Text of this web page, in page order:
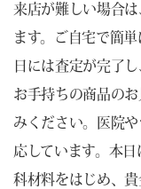
来店が難しい場合
ます。ご自宅で簡
日には査定が完了
お手持ちの商品の
みください。医院
応しています。本
科材料をはじめ、